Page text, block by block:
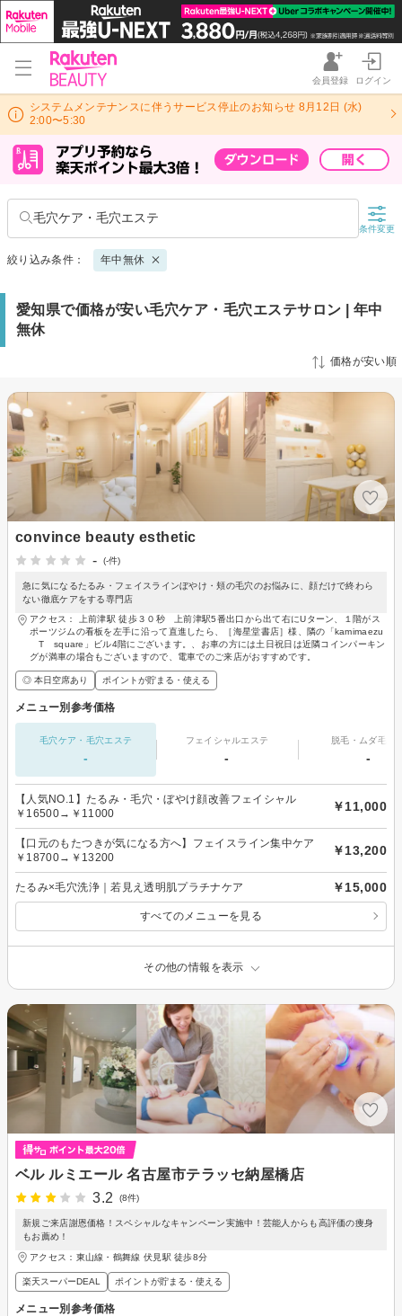
会員登録 ログイン
システムメンテナンスに伴うサービス停止のお知らせ 8月12日 (水)
2:00〜5:30
毛穴ケア・毛穴エステ
条件変更
絞り込み条件： 年中無休
愛知県で価格が安い毛穴ケア・毛穴エステサロン | 年中
無休
価格が安い順
convince beauty esthetic
-
(-件)
急に気になるたるみ・フェイスラインぼやけ・頬の毛穴のお悩みに、顔だけで終わら
ない徹底ケアをする専門店
アクセス： 上前津駅 徒歩３０秒 上前津駅5番出口から出て右にUターン、１階がス
ポーツジムの看板を左手に沿って直進したら、［海星堂書店］様、隣の「kamimaezu
T square」ビル4階にございます。、お車の方には土日祝日は近隣コインパーキン
グが満車の場合もございますので、電車でのご来店がおすすめです。
◎ 本日空席あり ポイントが貯まる・使える
メニュー別参考価格
毛穴ケア・毛穴エステ
-
フェイシャルエステ
-
脱毛・ムダ毛処
-
【人気NO.1】たるみ・毛穴・ぼやけ顔改善フェイシャル
￥16500→￥11000
￥11,000
【口元のもたつきが気になる方へ】フェイスライン集中ケア
￥18700→￥13200
￥13,200
たるみ×毛穴洗浄｜若見え透明肌プラチナケア ￥15,000
すべてのメニューを見る
その他の情報を表示
ベル ルミエール 名古屋市テラッセ納屋橋店
3.2
(8件)
新規ご来店謝恩価格！スペシャルなキャンペーン実施中！芸能人からも高評価の痩身
もお薦め！
アクセス：東山線・鶴舞線 伏見駅 徒歩8分
楽天スーパーDEAL ポイントが貯まる・使える
メニュー別参考価格